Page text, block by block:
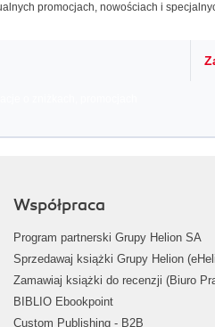
promocjach, nowościach i
Współpraca
Program partnerski Grupy Helion SA
Sprzedawaj książki Grupy Helion
Zamawiaj książki do recenzji (Biuro
BIBLIO Ebookpoint
Custom Publishing - B2B